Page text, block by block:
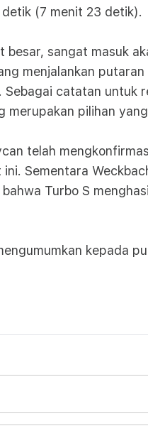
(7 menit 23 detik).
sangat masuk
menjalankan
catatan untuk
pilihan
telah
Sementara
Turbo S
kepada